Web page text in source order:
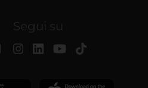
Segui su